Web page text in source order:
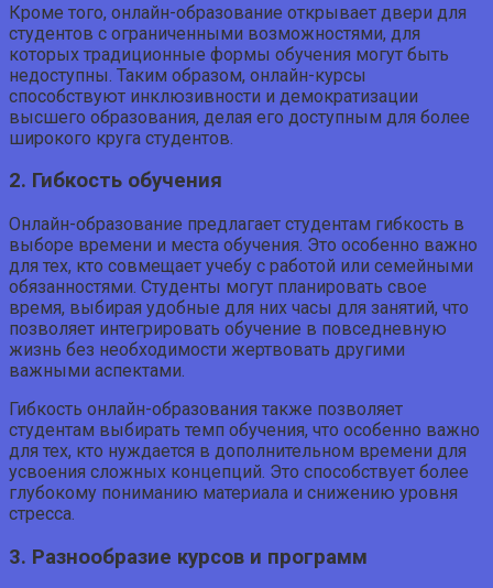
Кроме того, онлайн-образование открывает двери для
студентов с ограниченными возможностями, для
которых традиционные формы обучения могут быть
недоступны. Таким образом, онлайн-курсы
способствуют инклюзивности и демократизации
высшего образования, делая его доступным для более
широкого круга студентов.
2. Гибкость обучения
Онлайн-образование предлагает студентам гибкость в
выборе времени и места обучения. Это особенно важно
для тех, кто совмещает учебу с работой или семейными
обязанностями. Студенты могут планировать свое
время, выбирая удобные для них часы для занятий, что
позволяет интегрировать обучение в повседневную
жизнь без необходимости жертвовать другими
важными аспектами.
Гибкость онлайн-образования также позволяет
студентам выбирать темп обучения, что особенно важно
для тех, кто нуждается в дополнительном времени для
усвоения сложных концепций. Это способствует более
глубокому пониманию материала и снижению уровня
стресса.
3. Разнообразие курсов и программ